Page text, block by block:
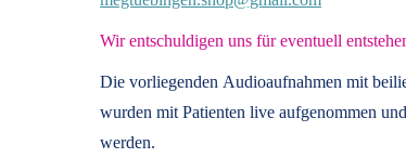
Wir entschuldigen uns für eventuell
Die vorliegenden Audioaufnahmen mit
wurden mit Patienten live aufgenommen
werden.